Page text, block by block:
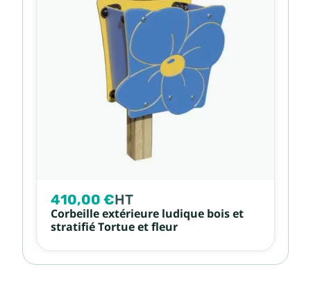
410,00 €HT
Corbeille extérieure ludique bois et
stratifié Tortue et fleur